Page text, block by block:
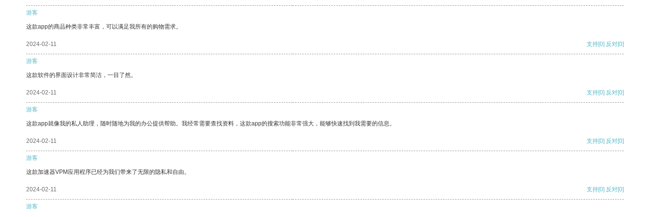
游客
这款app的商品种类非常丰富，可以满足我所有的购物需求。
2024-02-11 支持[0] 反对[0]
游客
这款软件的界面设计非常简洁，一目了然。
2024-02-11 支持[0] 反对[0]
游客
这款app就像我的私人助理，随时随地为我的办公提供帮助。我经常需要查找资料，这款app的搜索功能非常强大，能够快速找到我需要的信息。
2024-02-11 支持[0] 反对[0]
游客
这款加速器VPM应用程序已经为我们带来了无限的隐私和自由。
2024-02-11 支持[0] 反对[0]
游客